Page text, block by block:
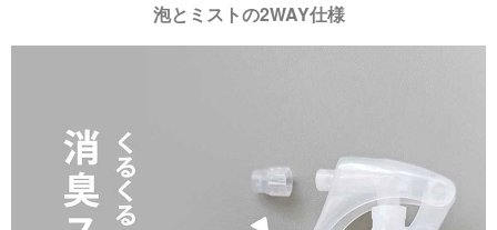
泡とミストの2WAY仕様